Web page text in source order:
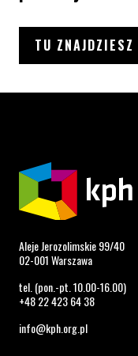
TU ZNAJDZIESZ
Aleje Jerozolimskie 99/40
02-001 Warszawa
tel. (pon.-pt. 10.00-16.00)
+48 22 423 64 38
info@kph.org.pl